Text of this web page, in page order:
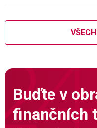
Buďte v
finančních